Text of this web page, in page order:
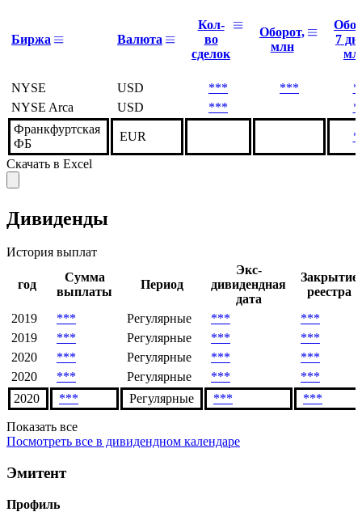
Биржа Валюта
Кол-
во
сделок
Оборот,
млн
7
NYSE USD *** ***
NYSE Arca
USD ***
Франкфуртская
ФБ
EUR
Скачать в Excel
Дивиденды
История выплат
год
Сумма
выплаты
Период
Экс-
дивидендная
дата
Закрытие
реестра
2019
*** Регулярные ***
***
2019
*** Регулярные ***
***
2020
*** Регулярные ***
***
2020
*** Регулярные ***
***
2020
*** Регулярные *** ***
Показать все
Посмотреть все в дивидендном календаре
Эмитент
Профиль